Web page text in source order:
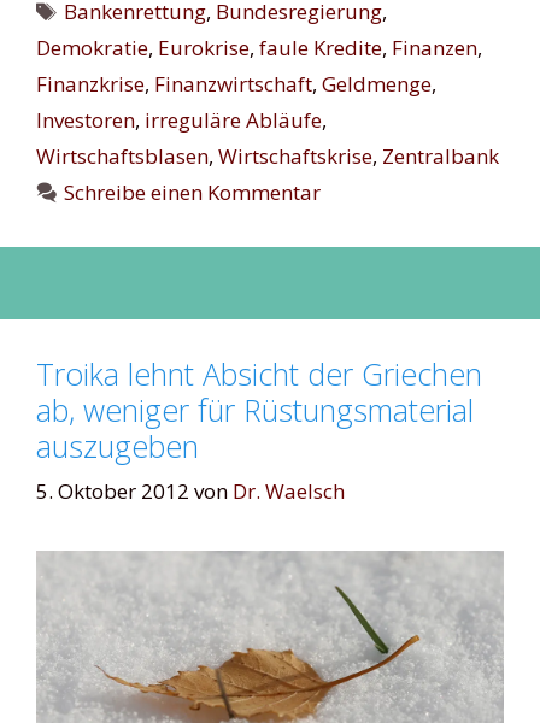
Schlagwörter
Bankenrettung, Bundesregierung,
Demokratie, Eurokrise, faule Kredite, Finanzen,
Finanzkrise, Finanzwirtschaft, Geldmenge,
Investoren, irreguläre Abläufe,
Wirtschaftsblasen, Wirtschaftskrise, Zentralbank
Schreibe einen Kommentar
Troika lehnt Absicht der Griechen
ab, weniger für Rüstungsmaterial
auszugeben
5. Oktober 2012 von Dr. Waelsch